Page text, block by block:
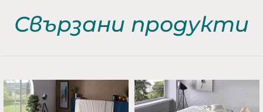
Свързани продукти